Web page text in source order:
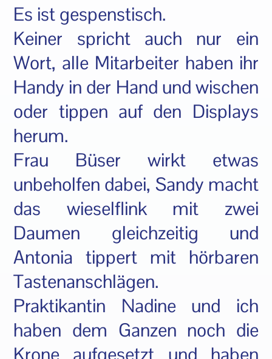
Es ist gespenstisch.
Keiner spricht auch nur ein
Wort, alle Mitarbeiter haben ihr
Handy in der Hand und wischen
oder tippen auf den Displays
herum.
Frau Büser wirkt etwas
unbeholfen dabei, Sandy macht
das wieselflink mit zwei
Daumen gleichzeitig und
Antonia tippert mit hörbaren
Tastenanschlägen.
Praktikantin Nadine und ich
haben dem Ganzen noch die